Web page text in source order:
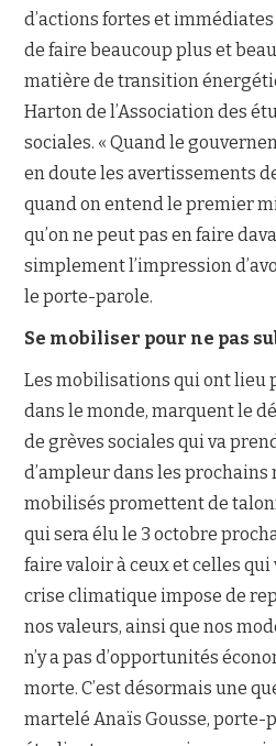
d’actions fortes et
de faire beaucoup plus et
matière de transition
Harton de l’Association des
sociales. « Quand le
en doute les avertissements
quand on entend le premier
qu’on ne peut pas en faire
simplement l’impression
le porte-parole.
Se mobiliser pour ne pas
Les mobilisations qui ont lieu
dans le monde, marquent le
de grèves sociales qui va
d’ampleur dans les prochains
mobilisés promettent de
qui sera élu le 3 octobre
faire valoir à ceux et celles
crise climatique impose de
nos valeurs, ainsi que nos
n’y a pas d’opportunités
morte. C’est désormais une
martelé Anaïs Gousse, porte-